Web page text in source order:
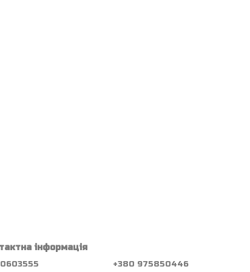
інформація
+380 975850446